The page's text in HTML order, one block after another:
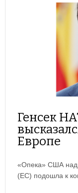
Генсек
Европе
«Опека» США над
(ЕС) подошла к